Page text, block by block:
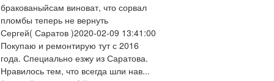
бракованыйсам виноват, что сорвал
пломбы теперь не вернуть
Сергей( Саратов )2020-02-09 13:41:00
Покупаю и ремонтирую тут с 2016
года. Специально езжу из Саратова.
Нравилось тем, что всегда шли нав...